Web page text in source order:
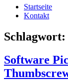
Startseite
Kontakt
Schlagwort:
Software